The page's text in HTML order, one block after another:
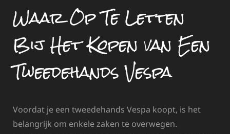
Waar Op Te Letten
Bij Het Kopen van Een
Tweedehands Vespa
Voordat je een tweedehands Vespa koopt, is het
belangrijk om enkele zaken te overwegen.